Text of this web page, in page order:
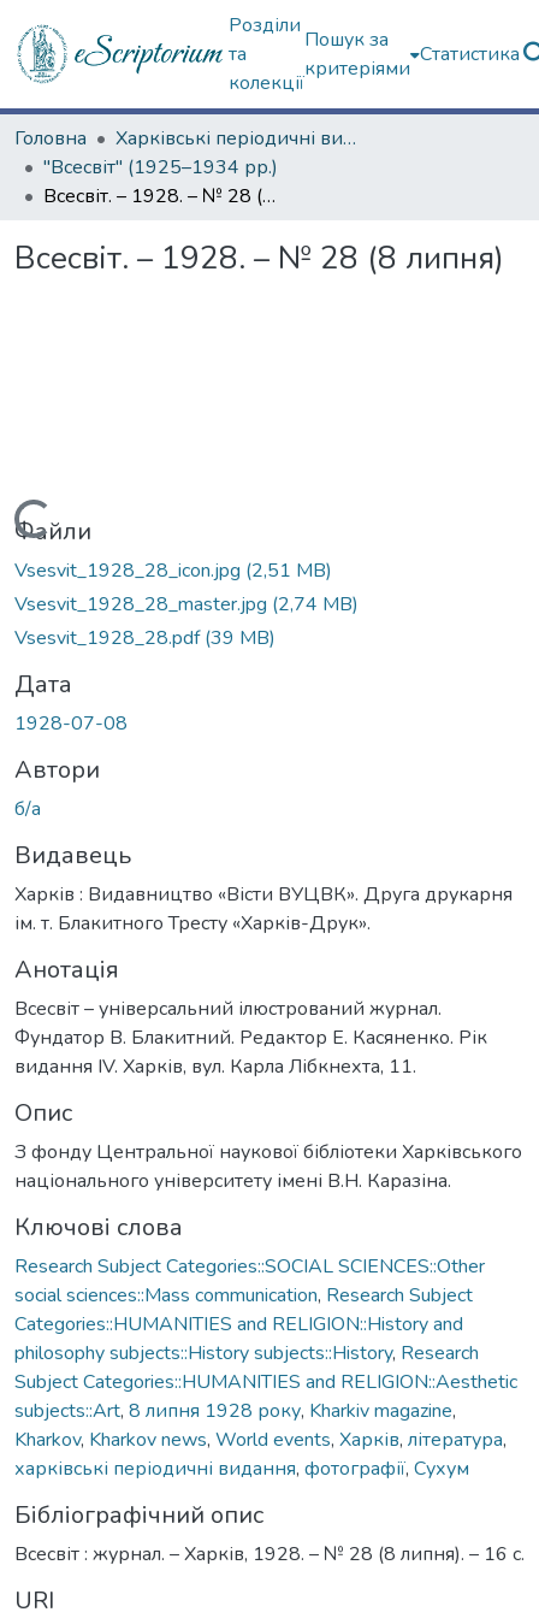
Розділи
та
колекції
Пошук за
критеріями
Статистика
Головна
Харківські періодичні видання
"Всесвіт" (1925–1934 рр.)
Всесвіт. – 1928. – № 28 (8 липня)
Всесвіт. – 1928. – № 28 (8 липня)
Вантажиться...
Файли
Vsesvit_1928_28_icon.jpg (2,51 MB)
Vsesvit_1928_28_master.jpg (2,74 MB)
Vsesvit_1928_28.pdf(39 MB)
Дата
1928-07-08
Автори
б/а
Видавець
Харків : Видавництво «Вісти ВУЦВК». Друга друкарня
ім. т. Блакитного Тресту «Харків-Друк».
Анотація
Всесвіт – універсальний ілюстрований журнал.
Фундатор В. Блакитний. Редактор Е. Касяненко. Рік
видання ІV. Харків, вул. Карла Лібкнехта, 11.
Опис
З фонду Центральної наукової бібліотеки Харківського
національного університету імені В.Н. Каразіна.
Ключові слова
Research Subject Categories::SOCIAL SCIENCES::Other
social sciences::Mass communication, Research Subject
Categories::HUMANITIES and RELIGION::History and
philosophy subjects::History subjects::History, Research
Subject Categories::HUMANITIES and RELIGION::Aesthetic
subjects::Art, 8 липня 1928 року, Kharkiv magazine,
Kharkоv, Kharkov news, World events, Харків, література,
харківські періодичні видання, фотографії, Сухум
Бібліографічний опис
Всесвіт : журнал. – Харків, 1928. – № 28 (8 липня). – 16 с.
URI